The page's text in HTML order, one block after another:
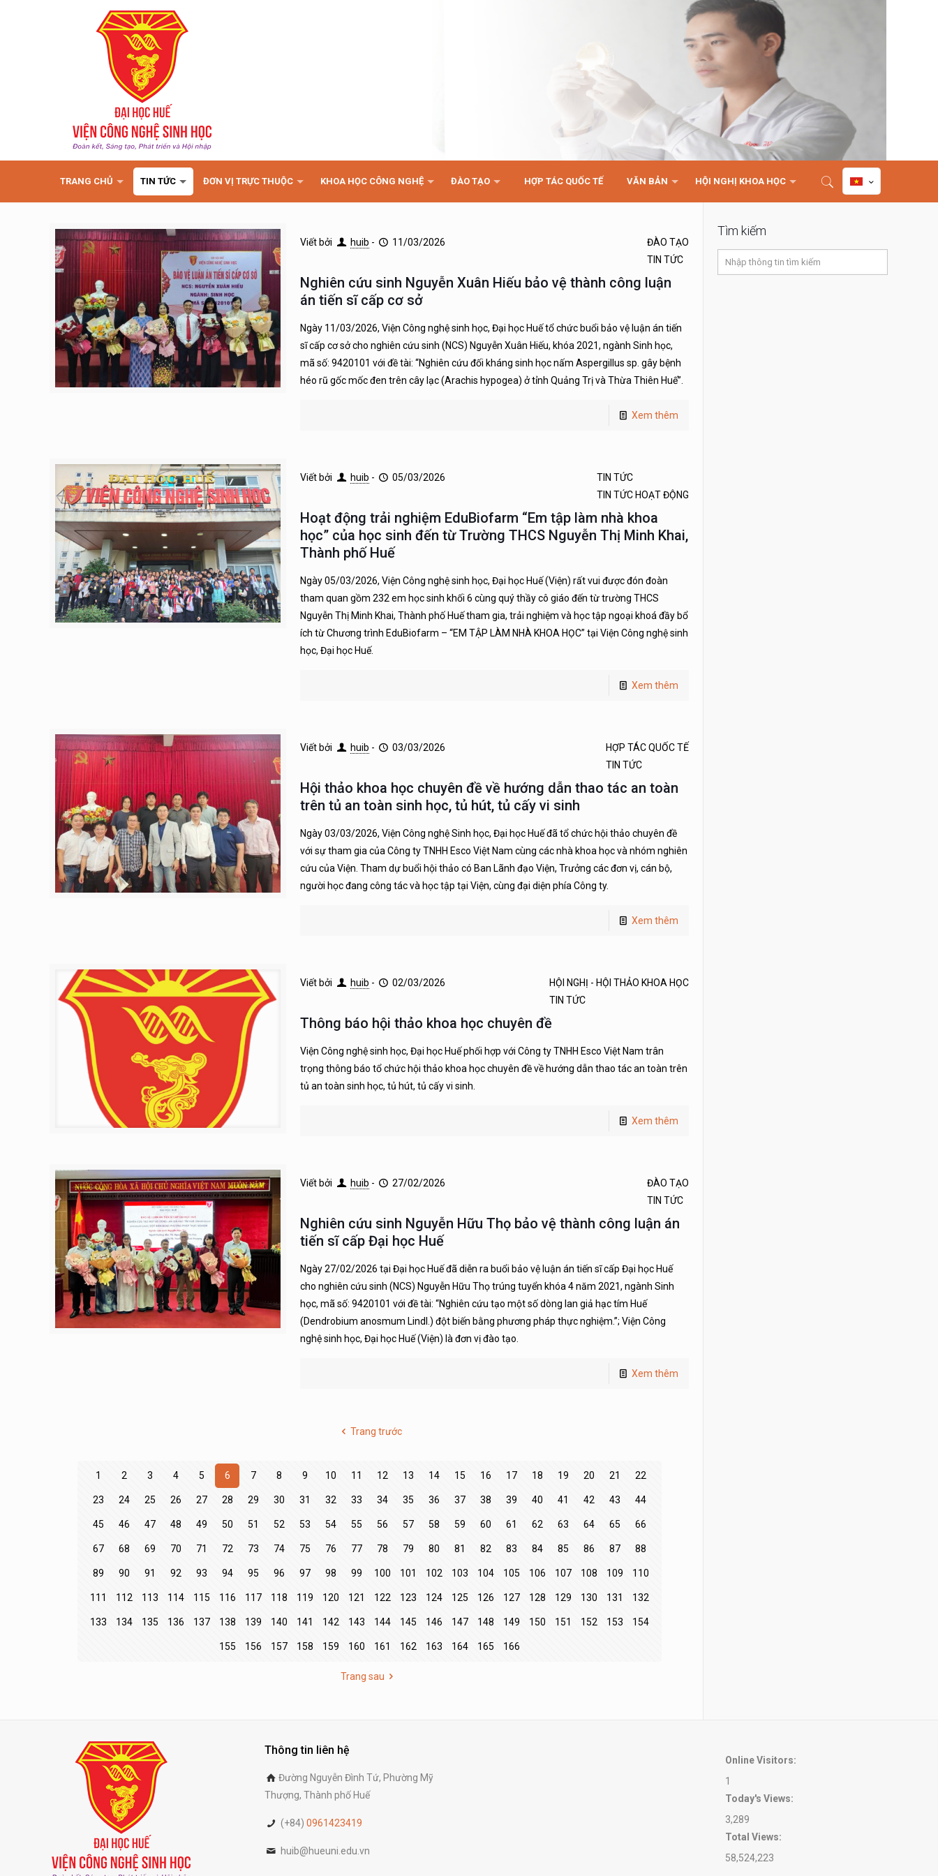
TRANG CHỦ TIN TỨC ĐƠN VỊ TRỰC THUỘC KHOA HỌC CÔNG NGHỆ ĐÀO TẠO HỢP TÁC QUỐC TẾ VĂN BẢN HỘI NGHỊ KHOA HỌC
Viết bởi huib - 11/03/2026
ĐÀO TẠO
TIN TỨC
Nghiên cứu sinh Nguyễn Xuân Hiếu bảo vệ thành công luận
án tiến sĩ cấp cơ sở
Ngày 11/03/2026, Viện Công nghệ sinh học, Đại học Huế tổ chức buổi bảo vệ luận án tiến
sĩ cấp cơ sở cho nghiên cứu sinh (NCS) Nguyễn Xuân Hiếu, khóa 2021, ngành Sinh học,
mã số: 9420101 với đề tài: “Nghiên cứu đối kháng sinh học nấm Aspergillus sp. gây bệnh
héo rũ gốc mốc đen trên cây lạc (Arachis hypogea) ở tỉnh Quảng Trị và Thừa Thiên Huế”.
Xem thêm
Viết bởi huib - 05/03/2026
TIN TỨC
TIN TỨC HOẠT ĐỘNG
Hoạt động trải nghiệm EduBiofarm “Em tập làm nhà khoa
học” của học sinh đến từ Trường THCS Nguyễn Thị Minh Khai,
Thành phố Huế
Ngày 05/03/2026, Viện Công nghệ sinh học, Đại học Huế (Viện) rất vui được đón đoàn
tham quan gồm 232 em học sinh khối 6 cùng quý thầy cô giáo đến từ trường THCS
Nguyễn Thị Minh Khai, Thành phố Huế tham gia, trải nghiệm và học tập ngoại khoá đầy bổ
ích từ Chương trình EduBiofarm – “EM TẬP LÀM NHÀ KHOA HỌC” tại Viện Công nghệ sinh
học, Đại học Huế.
Xem thêm
Viết bởi huib - 03/03/2026
HỢP TÁC QUỐC TẾ
TIN TỨC
Hội thảo khoa học chuyên đề về hướng dẫn thao tác an toàn
trên tủ an toàn sinh học, tủ hút, tủ cấy vi sinh
Ngày 03/03/2026, Viện Công nghệ Sinh học, Đại học Huế đã tổ chức hội thảo chuyên đề
với sự tham gia của Công ty TNHH Esco Việt Nam cùng các nhà khoa học và nhóm nghiên
cứu của Viện. Tham dự buổi hội thảo có Ban Lãnh đạo Viện, Trưởng các đơn vị, cán bộ,
người học đang công tác và học tập tại Viện, cùng đại diện phía Công ty.
Xem thêm
Viết bởi huib - 02/03/2026
HỘI NGHỊ - HỘI THẢO KHOA HỌC
TIN TỨC
Thông báo hội thảo khoa học chuyên đề
Viện Công nghệ sinh học, Đại học Huế phối hợp với Công ty TNHH Esco Việt Nam trân
trọng thông báo tổ chức hội thảo khoa học chuyên đề về hướng dẫn thao tác an toàn trên
tủ an toàn sinh học, tủ hút, tủ cấy vi sinh.
Xem thêm
Viết bởi huib - 27/02/2026
ĐÀO TẠO
TIN TỨC
Nghiên cứu sinh Nguyễn Hữu Thọ bảo vệ thành công luận án
tiến sĩ cấp Đại học Huế
Ngày 27/02/2026 tại Đại học Huế đã diễn ra buổi bảo vệ luận án tiến sĩ cấp Đại học Huế
cho nghiên cứu sinh (NCS) Nguyễn Hữu Thọ trúng tuyển khóa 4 năm 2021, ngành Sinh
học, mã số: 9420101 với đề tài: “Nghiên cứu tạo một số dòng lan giả hạc tím Huế
(Dendrobium anosmum Lindl.) đột biến bằng phương pháp thực nghiệm.”; Viện Công
nghệ sinh học, Đại học Huế (Viện) là đơn vị đào tạo.
Xem thêm
Trang trước
1 2 3 4 5 6 7 8 9 10 11 12 13 14 15 16 17 18 19 20 21 22
23 24 25 26 27 28 29 30 31 32 33 34 35 36 37 38 39 40 41 42 43 44
45 46 47 48 49 50 51 52 53 54 55 56 57 58 59 60 61 62 63 64 65 66
67 68 69 70 71 72 73 74 75 76 77 78 79 80 81 82 83 84 85 86 87 88
89 90 91 92 93 94 95 96 97 98 99 100 101 102 103 104 105 106 107 108 109 110
111 112 113 114 115 116 117 118 119 120 121 122 123 124 125 126 127 128 129 130 131 132
133 134 135 136 137 138 139 140 141 142 143 144 145 146 147 148 149 150 151 152 153 154
155 156 157 158 159 160 161 162 163 164 165 166
Trang sau
Tìm kiếm
Thông tin liên hệ
Đường Nguyễn Đình Tứ, Phường Mỹ
Thượng, Thành phố Huế
(+84) 0961423419
huib@hueuni.edu.vn
Online Visitors:
1
Today's Views:
3,289
Total Views:
58,524,223